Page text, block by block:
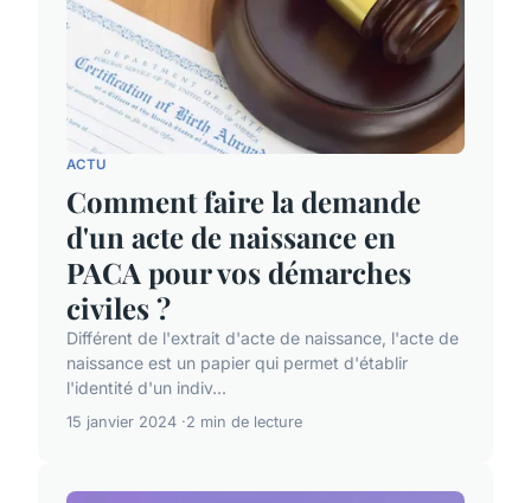
ACTU
Comment faire la demande
d'un acte de naissance en
PACA pour vos démarches
civiles ?
Différent de l'extrait d'acte de naissance, l'acte de
naissance est un papier qui permet d'établir
l'identité d'un indiv...
15 janvier 2024 2 min de lecture